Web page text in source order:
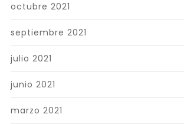
octubre 2021
septiembre 2021
julio 2021
junio 2021
marzo 2021